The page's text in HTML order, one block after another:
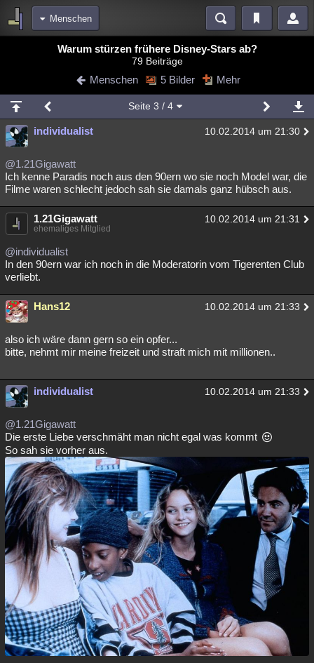
Menschen
Blogs
Chat Wiki Neuigkeiten
meine Rubriken
Menschen Wissenschaft Mystery Kriminalfälle
Spiritualität
Natur Umfragen Unterhaltung
weitere Rubriken
Philosophie Träume
Astronomie Helpdesk Gruppen Gaming
Übersichten
Lesenswert Schlüsselwörter
Warum stürzen frühere Disney-Stars ab?
79 Beiträge
Menschen 5 Bilder Mehr
Seite 3 / 4
individualist 10.02.2014 um 21:30
@1.21Gigawatt
Ich kenne Paradis noch aus den 90ern wo sie noch Model war, die
Filme waren schlecht jedoch sah sie damals ganz hübsch aus.
1.21Gigawatt 10.02.2014 um 21:31
ehemaliges Mitglied
@individualist
In den 90ern war ich noch in die Moderatorin vom Tigerenten Club
verliebt.
Hans12 10.02.2014 um 21:33
also ich wäre dann gern so ein opfer...
bitte, nehmt mir meine freizeit und straft mich mit millionen..
individualist 10.02.2014 um 21:33
@1.21Gigawatt
Die erste Liebe verschmäht man nicht egal was kommt
So sah sie vorher aus.